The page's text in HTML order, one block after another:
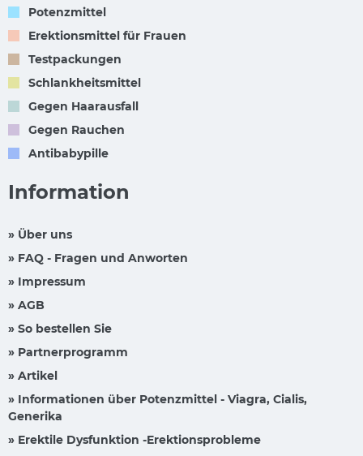
Potenzmittel
Erektionsmittel für Frauen
Testpackungen
Schlankheitsmittel
Gegen Haarausfall
Gegen Rauchen
Antibabypille
Information
» Über uns
» FAQ - Fragen und Anworten
» Impressum
» AGB
» So bestellen Sie
» Partnerprogramm
» Artikel
» Informationen über Potenzmittel - Viagra, Cialis,
Generika
» Erektile Dysfunktion -Erektionsprobleme